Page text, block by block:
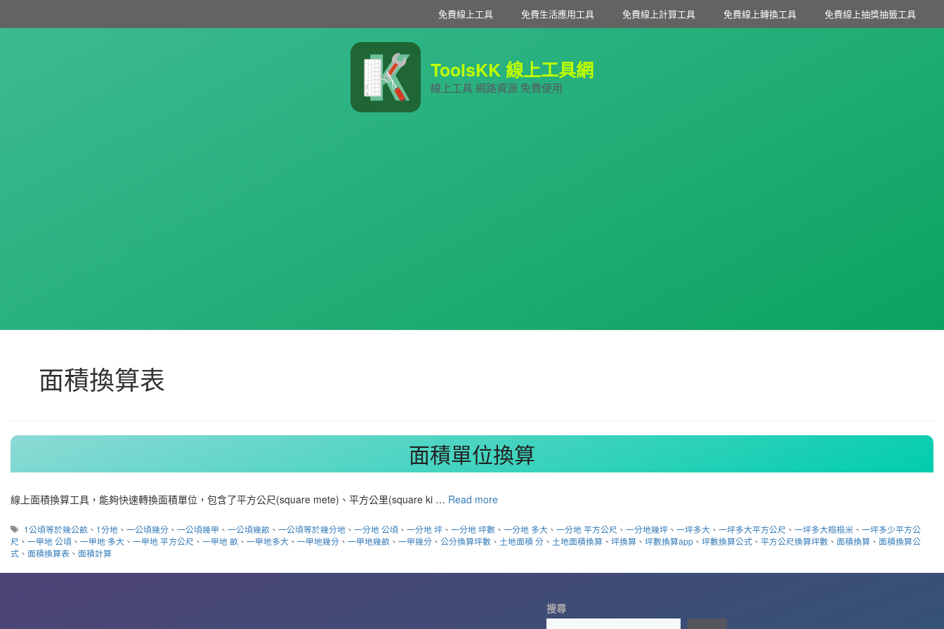
免費線上工具 免費生活應用工具 免費線上計算工具 免費線上轉換工具 免費線上抽獎抽籤工具
ToolsKK 線上工具網
線上工具 網路資源 免費使用
面積換算表
面積單位換算
線上面積換算工具，能夠快速轉換面積單位，包含了平方公尺(square mete)、平方公里(square ki … Read more
標
籤
1公頃等於幾公畝 、 1分地 、一公頃幾分 、一公頃幾甲 、一公頃幾畝 、一公頃等於幾分地 、一分地 公頃 、一分地 坪 、一分地 坪數 、一分地 多大 、一分地 平方公尺 、一分地幾坪 、一坪多大 、一坪多大平方公尺 、一坪多大榻榻米 、一坪多少平方公
尺 、 一甲地 公頃 、 一甲地 多大 、 一甲地 平方公尺 、 一甲地 畝 、 一甲地多大 、 一甲地幾分 、 一甲地幾畝 、 一甲幾分 、 公分換算坪數 、 土地面積 分 、 土地面積換算 、 坪換算 、 坪數換算app 、 坪數換算公式 、 平方公尺換算坪數 、 面積換算 、 面積換算公
式 、 面積換算表 、 面積計算
搜尋